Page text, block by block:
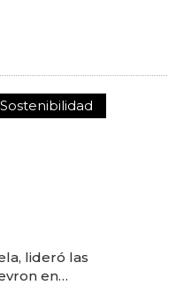
Sostenibilidad
lideró las
en